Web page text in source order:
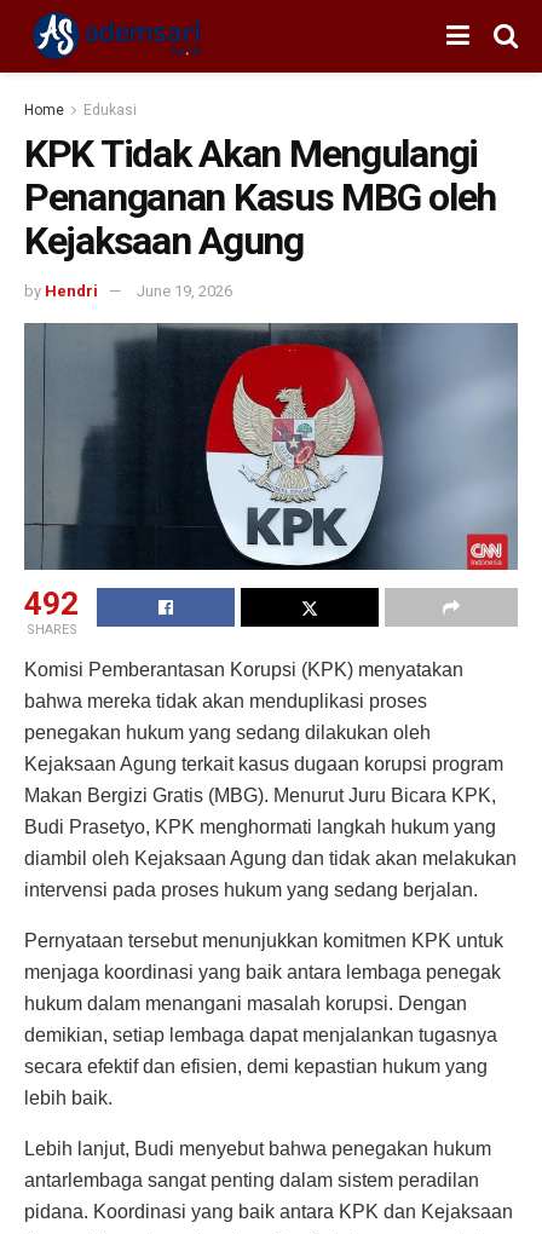
Home Edukasi
KPK Tidak Akan Mengulangi
Penanganan Kasus MBG oleh
Kejaksaan Agung
by Hendri June 19, 2026
492
SHARES
Komisi Pemberantasan Korupsi (KPK) menyatakan
bahwa mereka tidak akan menduplikasi proses
penegakan hukum yang sedang dilakukan oleh
Kejaksaan Agung terkait kasus dugaan korupsi program
Makan Bergizi Gratis (MBG). Menurut Juru Bicara KPK,
Budi Prasetyo, KPK menghormati langkah hukum yang
diambil oleh Kejaksaan Agung dan tidak akan melakukan
intervensi pada proses hukum yang sedang berjalan.
Pernyataan tersebut menunjukkan komitmen KPK untuk
menjaga koordinasi yang baik antara lembaga penegak
hukum dalam menangani masalah korupsi. Dengan
demikian, setiap lembaga dapat menjalankan tugasnya
secara efektif dan efisien, demi kepastian hukum yang
lebih baik.
Lebih lanjut, Budi menyebut bahwa penegakan hukum
antarlembaga sangat penting dalam sistem peradilan
pidana. Koordinasi yang baik antara KPK dan Kejaksaan